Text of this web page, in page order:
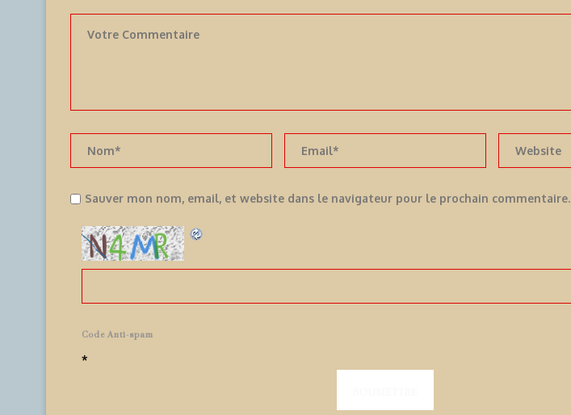
Sauver mon nom, email, et website dans le navigateur pour le prochain commentaire.
Code Anti-spam
*